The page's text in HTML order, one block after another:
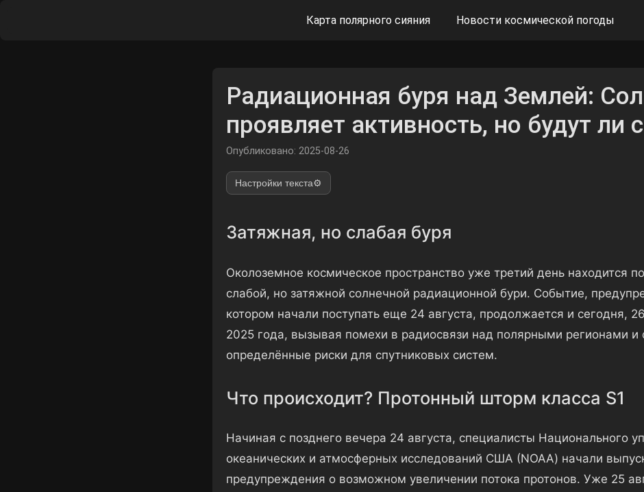
Карта полярного сияния Новости космической погоды
Радиационная буря над Землей:
проявляет активность, но будут ли
Опубликовано: 2025-08-26
Настройки текста⚙️
Затяжная, но слабая буря
Околоземное космическое пространство уже третий день находится
слабой, но затяжной солнечной радиационной бури. Событие,
котором начали поступать еще 24 августа, продолжается и сегодня,
2025 года, вызывая помехи в радиосвязи над полярными регионами и
определённые риски для спутниковых систем.
Что происходит? Протонный шторм класса S1
Начиная с позднего вечера 24 августа, специалисты Национального
океанических и атмосферных исследований США (NOAA) начали
предупреждения о возможном увеличении потока протонов. Уже 25